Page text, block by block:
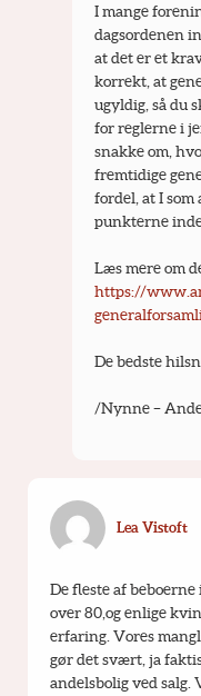
I mange
dagsordenen
at det er et
korrekt, at
ugyldig, så du
for reglerne i
snakke om,
fremtidige
fordel, at I
punkterne
https://
De bedste
/Nynne –
Lea Vistoft
De fleste af
over 80,og enlige
erfaring. Vores
gør det svært, ja
andelsbolig ved